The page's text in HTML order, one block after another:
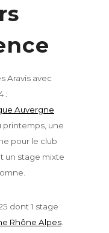
Aravis avec
:
Auvergne
printemps, une
pour le club
un stage mixte
dont 1 stage
Rhône Alpes.